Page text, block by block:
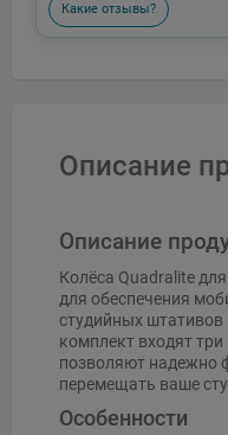
Какие отзывы?
Описание
Описание
Колёса Quadralite
для обеспечения
студийных штативов
комплект входят
позволяют надежно
перемещать ваше
Особенности